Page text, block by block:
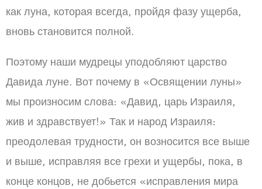
как луна, которая всегда, пройдя фазу ущерба,
вновь становится полной.
Поэтому наши мудрецы уподобляют царство
Давида луне. Вот почему в «Освящении луны»
мы произносим слова: «Давид, царь Израиля,
жив и здравствует!» Так и народ Израиля:
преодолевая трудности, он возносится все выше
и выше, исправляя все грехи и ущербы, пока, в
конце концов, не добьется «исправления мира